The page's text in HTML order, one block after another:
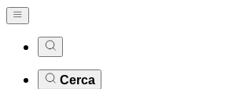
Cerca